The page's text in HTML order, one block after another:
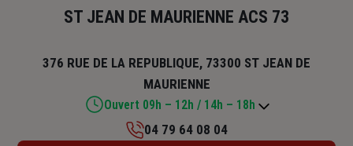
ST JEAN DE MAURIENNE ACS 73
376 RUE DE LA REPUBLIQUE, 73300 ST JEAN DE
MAURIENNE
Ouvert 09h – 12h / 14h – 18h
04 79 64 08 04